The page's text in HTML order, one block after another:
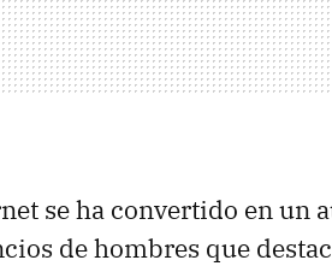
se ha convertido en un
de hombres que